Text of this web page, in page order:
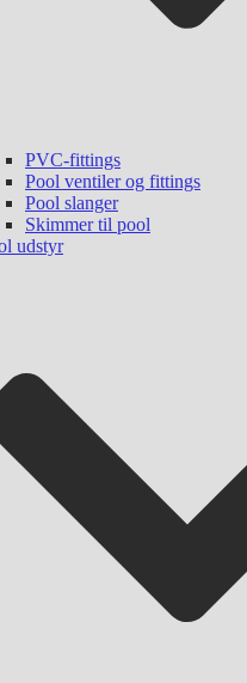
PVC-fittings
Pool ventiler og fittings
Pool slanger
Skimmer til pool
udstyr